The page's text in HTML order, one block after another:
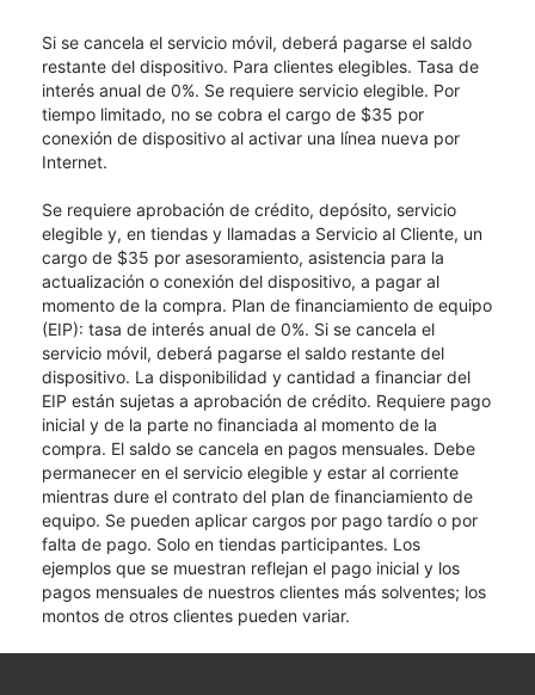
Si se cancela el servicio móvil, deberá pagarse el saldo
restante del dispositivo. Para clientes elegibles. Tasa de
interés anual de 0%. Se requiere servicio elegible. Por
tiempo limitado, no se cobra el cargo de $35 por
conexión de dispositivo al activar una línea nueva por
Internet.
Se requiere aprobación de crédito, depósito, servicio
elegible y, en tiendas y llamadas a Servicio al Cliente, un
cargo de $35 por asesoramiento, asistencia para la
actualización o conexión del dispositivo, a pagar al
momento de la compra. Plan de financiamiento de equipo
(EIP): tasa de interés anual de 0%. Si se cancela el
servicio móvil, deberá pagarse el saldo restante del
dispositivo. La disponibilidad y cantidad a financiar del
EIP están sujetas a aprobación de crédito. Requiere pago
inicial y de la parte no financiada al momento de la
compra. El saldo se cancela en pagos mensuales. Debe
permanecer en el servicio elegible y estar al corriente
mientras dure el contrato del plan de financiamiento de
equipo. Se pueden aplicar cargos por pago tardío o por
falta de pago. Solo en tiendas participantes. Los
ejemplos que se muestran reflejan el pago inicial y los
pagos mensuales de nuestros clientes más solventes; los
montos de otros clientes pueden variar.